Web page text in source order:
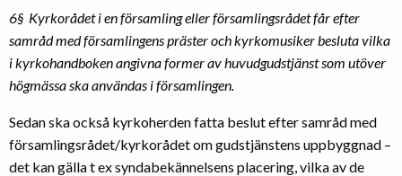
6§ Kyrkorådet i en församling eller församlingsrådet får efter
samråd med församlingens präster och kyrkomusiker besluta vilka
i kyrkohandboken angivna former av huvudgudstjänst som utöver
högmässa ska användas i församlingen.
Sedan ska också kyrkoherden fatta beslut efter samråd med
församlingsrådet/kyrkorådet om gudstjänstens uppbyggnad –
det kan gälla t ex syndabekännelsens placering, vilka av de